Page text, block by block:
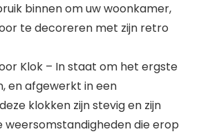
binnen om uw woonkamer,
te decoreren met zijn retro
Klok – In staat om het ergste
en afgewerkt in een
klokken zijn stevig en zijn
weersomstandigheden die erop